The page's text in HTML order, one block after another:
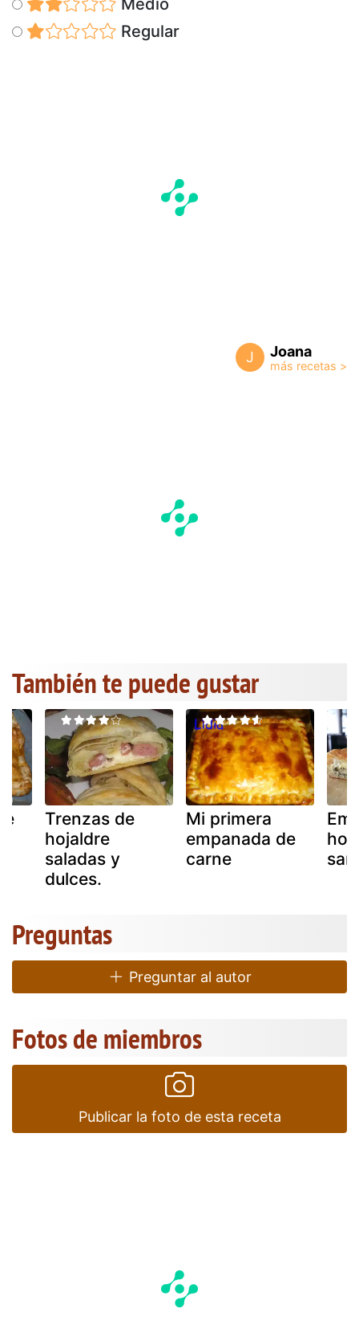
Medio
Regular
J Joana
También te puede gustar
Trenzas de
hojaldre
saladas y
dulces.
Mi primera
empanada de
carne
Preguntas
Preguntar al autor
Fotos de miembros
Publicar la foto de esta receta